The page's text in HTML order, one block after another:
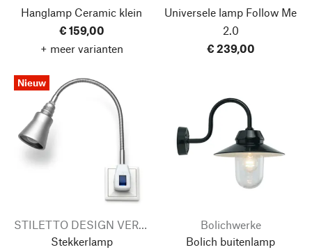
Hanglamp Ceramic klein
€ 159,00
+ meer varianten
Universele lamp Follow Me
2.0
€ 239,00
Nieuw
STILETTO DESIGN VERTReiB
Stekkerlamp
Bolichwerke
Bolich buitenlamp